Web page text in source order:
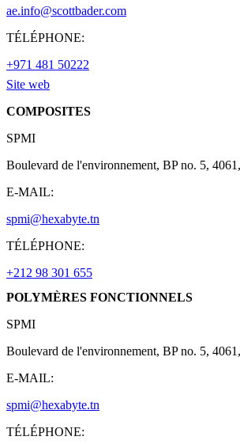
ae.info@scottbader.com
TÉLÉPHONE:
+971 481 50222
Site web
COMPOSITES
SPMI
Boulevard de l'environnement, BP no. 5,
E-MAIL:
spmi@hexabyte.tn
TÉLÉPHONE:
+212 98 301 655
POLYMÈRES FONCTIONNELS
SPMI
Boulevard de l'environnement, BP no. 5,
E-MAIL:
spmi@hexabyte.tn
TÉLÉPHONE: